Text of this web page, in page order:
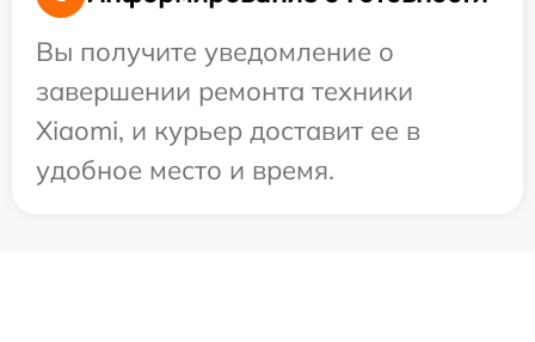
Вы получите уведомление о
завершении ремонта техники
Xiaomi, и курьер доставит ее в
удобное место и время.